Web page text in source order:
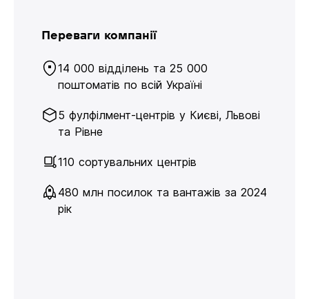
Переваги компанії
14 000 відділень та 25 000
поштоматів по всій Україні
5 фулфілмент-центрів у Києві, Львові
та Рівне
110 сортувальних центрів
480 млн посилок та вантажів за 2024
рік